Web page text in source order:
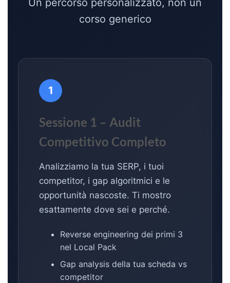
Un percorso personalizzato, non un
corso generico
1
Sessione 1 – Audit
Competitivo Completo
Analizziamo la tua SERP, i tuoi
competitor, i gap algoritmici e le
opportunità nascoste. Ti mostro
esattamente dove sei e perché.
Reverse engineering dei primi 3
nel Local Pack
Gap analysis della tua scheda vs
competitor